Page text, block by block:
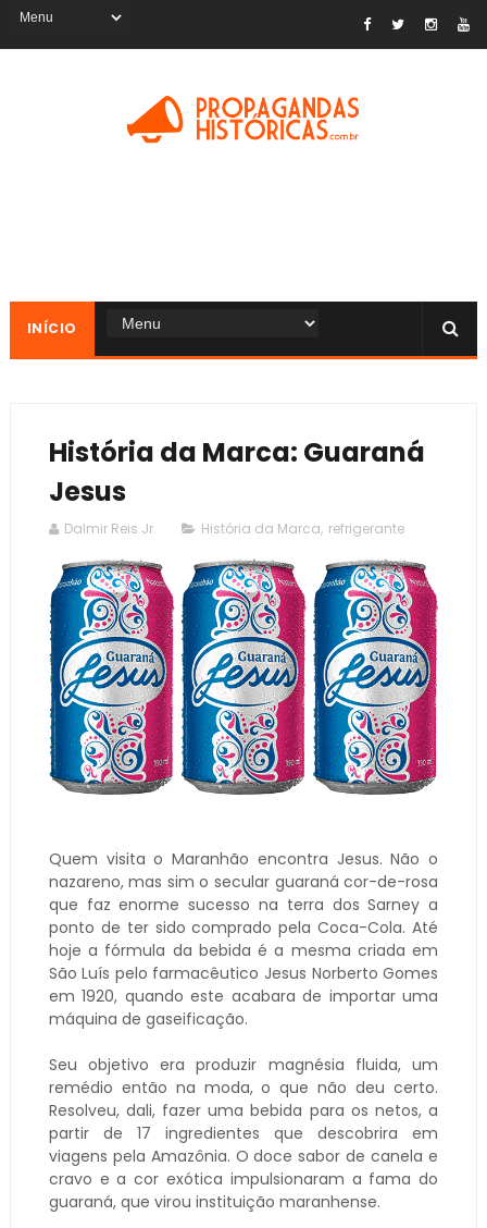
INÍCIO
História da Marca: Guaraná
Jesus
Dalmir Reis Jr. História da Marca, refrigerante
Quem visita o Maranhão encontra Jesus. Não o
nazareno, mas sim o secular guaraná cor-de-rosa
que faz enorme sucesso na terra dos Sarney a
ponto de ter sido comprado pela Coca-Cola. Até
hoje a fórmula da bebida é a mesma criada em
São Luís pelo farmacêutico Jesus Norberto Gomes
em 1920, quando este acabara de importar uma
máquina de gaseificação.
Seu objetivo era produzir magnésia fluida, um
remédio então na moda, o que não deu certo.
Resolveu, dali, fazer uma bebida para os netos, a
partir de 17 ingredientes que descobrira em
viagens pela Amazônia. O doce sabor de canela e
cravo e a cor exótica impulsionaram a fama do
guaraná, que virou instituição maranhense.